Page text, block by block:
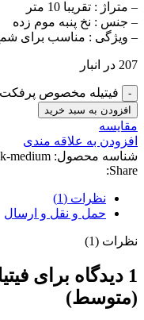
– متراژ : تقریبا 10 متر
– جنس : نخ پنبه موم زده
– ویژگی : مناسب برای شمع های قطر 6
207 در انبار
فیتیله مخصوص
افزودن به سبد خرید
مقايسه
افزودن به علاقه مندی
شناسه محصول: medium
Share:
نظرات (1)
حمل و نقل و ارسال
نظرات (1)
1 دیدگاه برای
(متوسط)